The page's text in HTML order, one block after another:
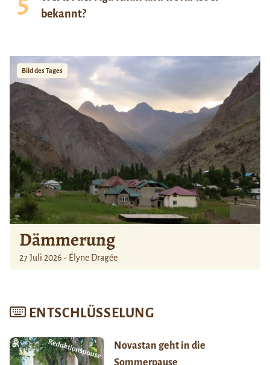
bekannt?
Bild des Tages
Dämmerung
27 Juli 2026 - Élyne Dragée
ENTSCHLÜSSELUNG
Novastan geht in die
Sommerpause